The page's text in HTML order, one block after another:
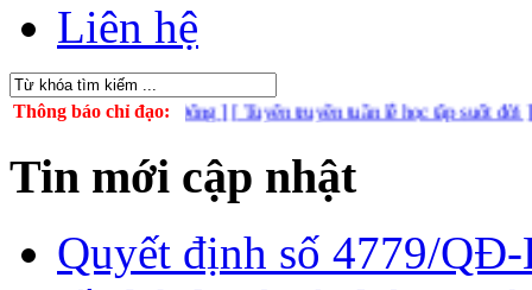
Liên hệ
Thông báo chỉ đạo:
Biển Đông ] [ Tuyên truyền tuần lễ học tập suốt đời ] [ Triển khai
Tin mới cập nhật
Quyết định số 4779/